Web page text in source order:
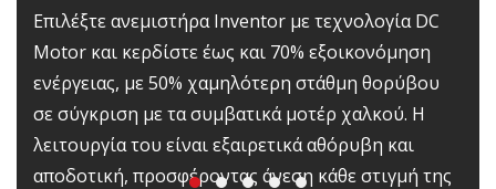
Επιλέξτε ανεμιστήρα Inventor με τεχνολογία DC
Motor και κερδίστε έως και 70% εξοικονόμηση
ενέργειας, με 50% χαμηλότερη στάθμη θορύβου
σε σύγκριση με τα συμβατικά μοτέρ χαλκού. Η
λειτουργία του είναι εξαιρετικά αθόρυβη και
αποδοτική, προσφέροντας άνεση κάθε στιγμή της